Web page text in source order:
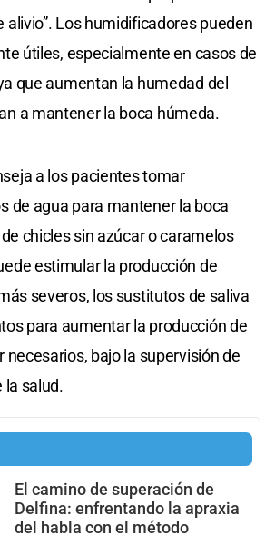
alivio”. Los humidificadores pueden
útiles, especialmente en casos de
que aumentan la humedad del
a mantener la boca húmeda.
a los pacientes tomar
de agua para mantener la boca
chicles sin azúcar o caramelos
estimular la producción de
severos, los sustitutos de saliva
para aumentar la producción de
necesarios, bajo la supervisión de
la salud.
El camino de superación de
Delfina: enfrentando la apraxia
del habla con el método